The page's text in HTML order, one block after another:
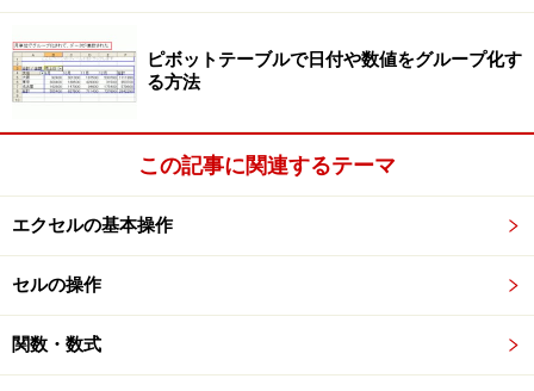
ピボットテーブルで日付や数値をグループ化す
る方法
この記事に関連するテーマ
エクセルの基本操作
セルの操作
関数・数式